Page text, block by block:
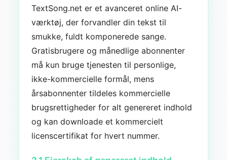
TextSong.net er et avanceret online AI-
værktøj, der forvandler din tekst til
smukke, fuldt komponerede sange.
Gratisbrugere og månedlige abonnenter
må kun bruge tjenesten til personlige,
ikke-kommercielle formål, mens
årsabonnenter tildeles kommercielle
brugsrettigheder for alt genereret indhold
og kan downloade et kommercielt
licenscertifikat for hvert nummer.